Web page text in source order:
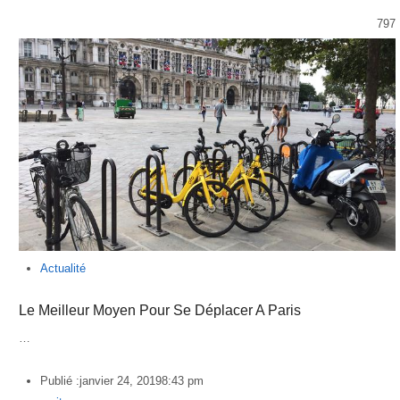
797
Actualité
Le Meilleur Moyen Pour Se Déplacer A Paris
Publié :janvier 24, 20198:43 pm